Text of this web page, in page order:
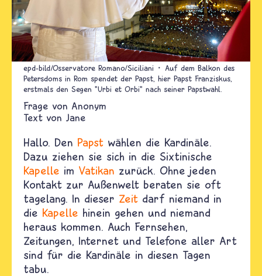
epd-bild/Osservatore Romano/Siciliani
Auf dem Balkon des
Petersdoms in Rom spendet der Papst, hier Papst Franziskus,
erstmals den Segen "Urbi et Orbi" nach seiner Papstwahl.
Anonym
Text von Jane
Hallo. Den Papst wählen die Kardinäle.
Dazu ziehen sie sich in die Sixtinische
Kapelle im Vatikan zurück. Ohne jeden
Kontakt zur Außenwelt beraten sie oft
tagelang. In dieser Zeit darf niemand in
die Kapelle hinein gehen und niemand
heraus kommen. Auch Fernsehen,
Zeitungen, Internet und Telefone aller Art
sind für die Kardinäle in diesen Tagen
tabu.